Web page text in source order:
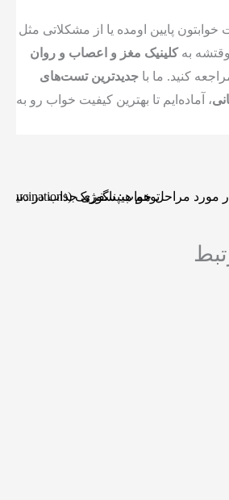
پایین اومده یا از مشکلاتی مثل
بهکلینیک مغز و اعصاب و روان
کنید. ما با جدیدترین تست‌های
، آماده‌ایم تا بهترین کیفیت خواب رو به
مورد مراحل خواب: سفری جذاب در
توهم هیپناگوژیک (Hypnagogic Hallucinations) چیست؟ 💤✨